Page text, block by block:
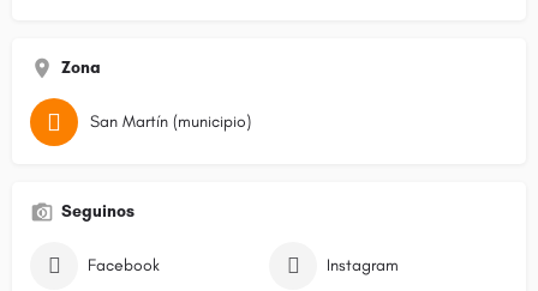
Zona
San Martín (municipio)
Seguinos
Facebook Instagram